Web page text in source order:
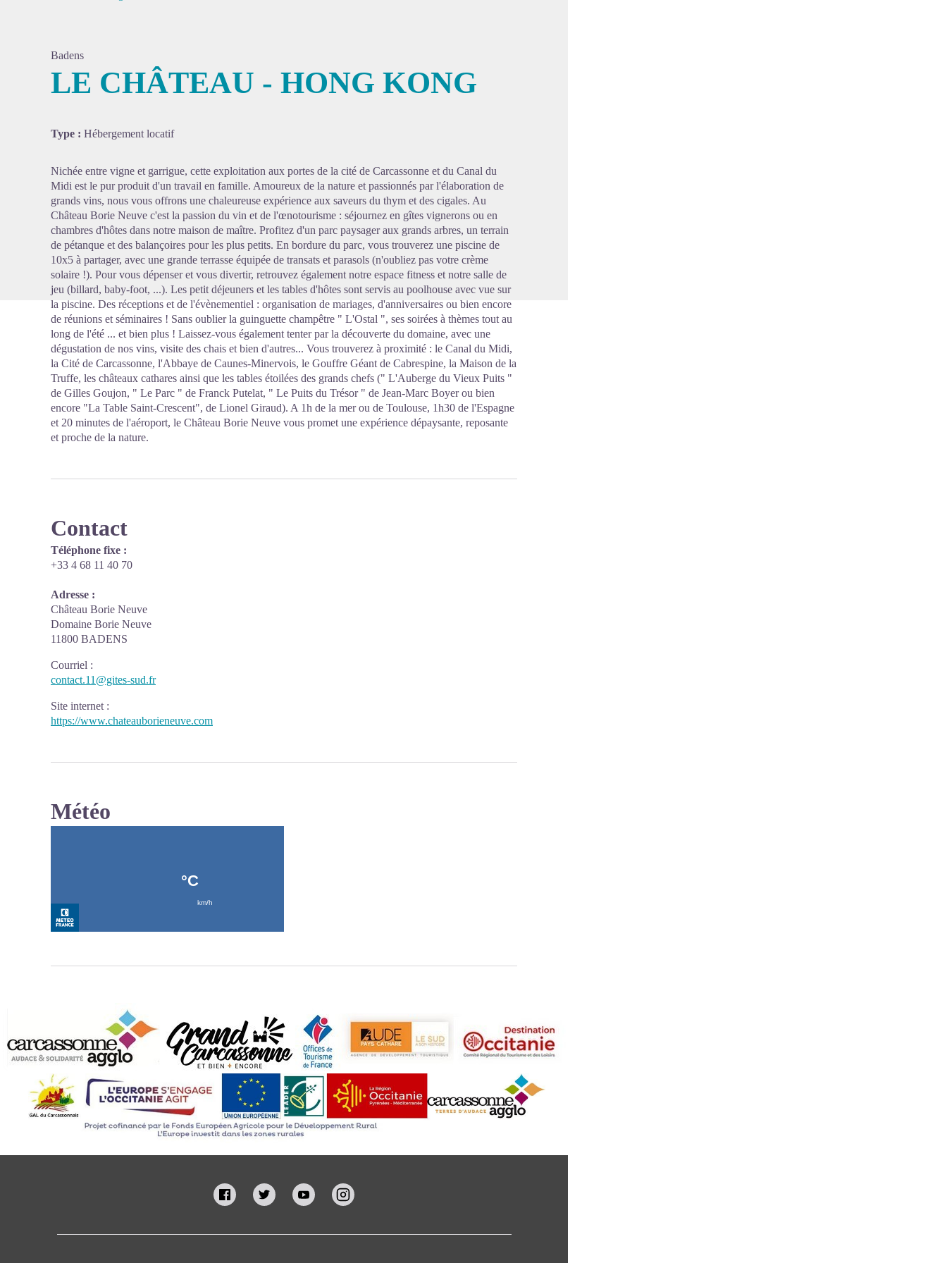
Badens
LE CHÂTEAU - HONG KONG
Type : Hébergement locatif
Nichée entre vigne et garrigue, cette exploitation aux portes de la cité de Carcassonne et du Canal du
Midi est le pur produit d'un travail en famille. Amoureux de la nature et passionnés par l'élaboration de
grands vins, nous vous offrons une chaleureuse expérience aux saveurs du thym et des cigales. Au
Château Borie Neuve c'est la passion du vin et de l'œnotourisme : séjournez en gîtes vignerons ou en
chambres d'hôtes dans notre maison de maître. Profitez d'un parc paysager aux grands arbres, un terrain
de pétanque et des balançoires pour les plus petits. En bordure du parc, vous trouverez une piscine de
10x5 à partager, avec une grande terrasse équipée de transats et parasols (n'oubliez pas votre crème
solaire !). Pour vous dépenser et vous divertir, retrouvez également notre espace fitness et notre salle de
jeu (billard, baby-foot, ...). Les petit déjeuners et les tables d'hôtes sont servis au poolhouse avec vue sur
la piscine. Des réceptions et de l'évènementiel : organisation de mariages, d'anniversaires ou bien encore
de réunions et séminaires ! Sans oublier la guinguette champêtre " L'Ostal ", ses soirées à thèmes tout au
long de l'été ... et bien plus ! Laissez-vous également tenter par la découverte du domaine, avec une
dégustation de nos vins, visite des chais et bien d'autres... Vous trouverez à proximité : le Canal du Midi,
la Cité de Carcassonne, l'Abbaye de Caunes-Minervois, le Gouffre Géant de Cabrespine, la Maison de la
Truffe, les châteaux cathares ainsi que les tables étoilées des grands chefs (" L'Auberge du Vieux Puits "
de Gilles Goujon, " Le Parc " de Franck Putelat, " Le Puits du Trésor " de Jean-Marc Boyer ou bien
encore "La Table Saint-Crescent", de Lionel Giraud). A 1h de la mer ou de Toulouse, 1h30 de l'Espagne
et 20 minutes de l'aéroport, le Château Borie Neuve vous promet une expérience dépaysante, reposante
et proche de la nature.
Contact
Téléphone fixe :
+33 4 68 11 40 70
Adresse :
Château Borie Neuve
Domaine Borie Neuve
11800 BADENS
Courriel :
contact.11@gites-sud.fr
Site internet :
https://www.chateauborieneuve.com
Météo